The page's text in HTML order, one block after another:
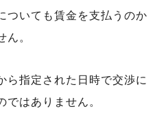
ついても賃金を支払うのか
ん。
ら指定された日時で交渉に
ではありません。